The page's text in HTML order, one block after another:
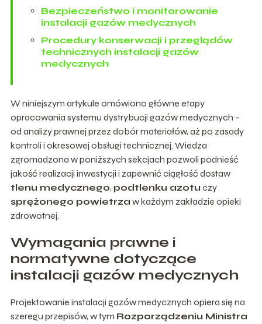
Bezpieczeństwo i monitorowanie
instalacji gazów medycznych
Procedury konserwacji i przeglądów
technicznych instalacji gazów
medycznych
W niniejszym artykule omówiono główne etapy
opracowania systemu dystrybucji gazów medycznych –
od analizy prawnej przez dobór materiałów, aż po zasady
kontroli i okresowej obsługi technicznej. Wiedza
zgromadzona w poniższych sekcjach pozwoli podnieść
jakość realizacji inwestycji i zapewnić ciągłość dostaw
tlenu medycznego, podtlenku azotu czy
sprężonego powietrza w każdym zakładzie opieki
zdrowotnej.
Wymagania prawne i
normatywne dotyczące
instalacji gazów medycznych
Projektowanie instalacji gazów medycznych opiera się na
szeregu przepisów, w tym Rozporządzeniu Ministra